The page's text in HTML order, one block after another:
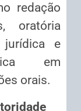
redação
oratória
jurídica e
em
orais.